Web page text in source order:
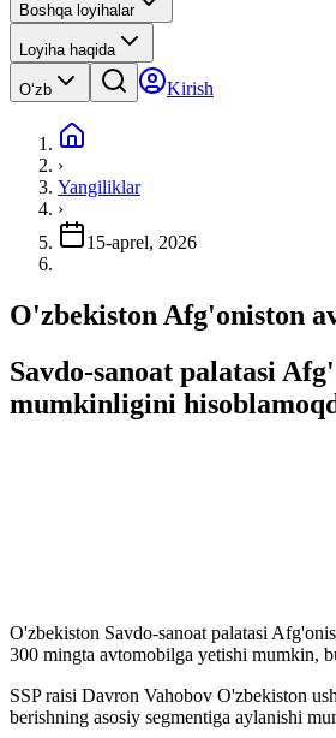
Boshqa loyihalar
Loyiha haqida
Oʻzb Kirish
›
Yangiliklar
›
15-aprel, 2026
O'zbekiston Afg'oniston
Savdo-sanoat palatasi
mumkinligini
O'zbekiston Savdo-sanoat palatasi
300 mingta avtomobilga yetishi mumkin,
SSP raisi Davron Vahobov O'zbekiston
berishning asosiy segmentiga aylanishi